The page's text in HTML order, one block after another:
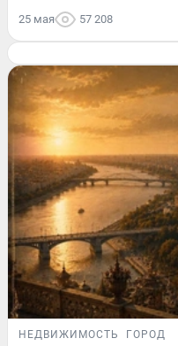
25 мая 57 208
НЕДВИЖИМОСТЬ ГОРОД